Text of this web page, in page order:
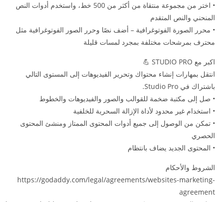
• اختر من مجموعة منتقاة من أكثر من 500 خط، واستخدم أدوات النص
المنحني والنص المتقدم
• محرر الصورة الفوتوغرافية – أضف نصًا وحرر الصور الفوتوغرافية مثل
محترف بمرشحات مختلفة بمجرد لمسات قليلة
اكبر مع STUDIO PRO 💪
انتقل بمهارات إنشاء محتواك وتحرير الفيديوهات إلى المستوى التالي
باشتراك في Studio Pro.
• صل إلى مكتبة ضخمة للقوالب والصور والفيديوهات والخطوط
• استخدام غير محدود لأداة الإزالة السحرية للخلفية
• تمكن من الوصول إلى جميع أدوات المحتوى الممتاز ومنشئ المحتوى
الحصري
• المحتوى الجديد يضاف بانتظام
الشروط والأحكام
https://godaddy.com/legal/agreements/websites-marketing-
agreement